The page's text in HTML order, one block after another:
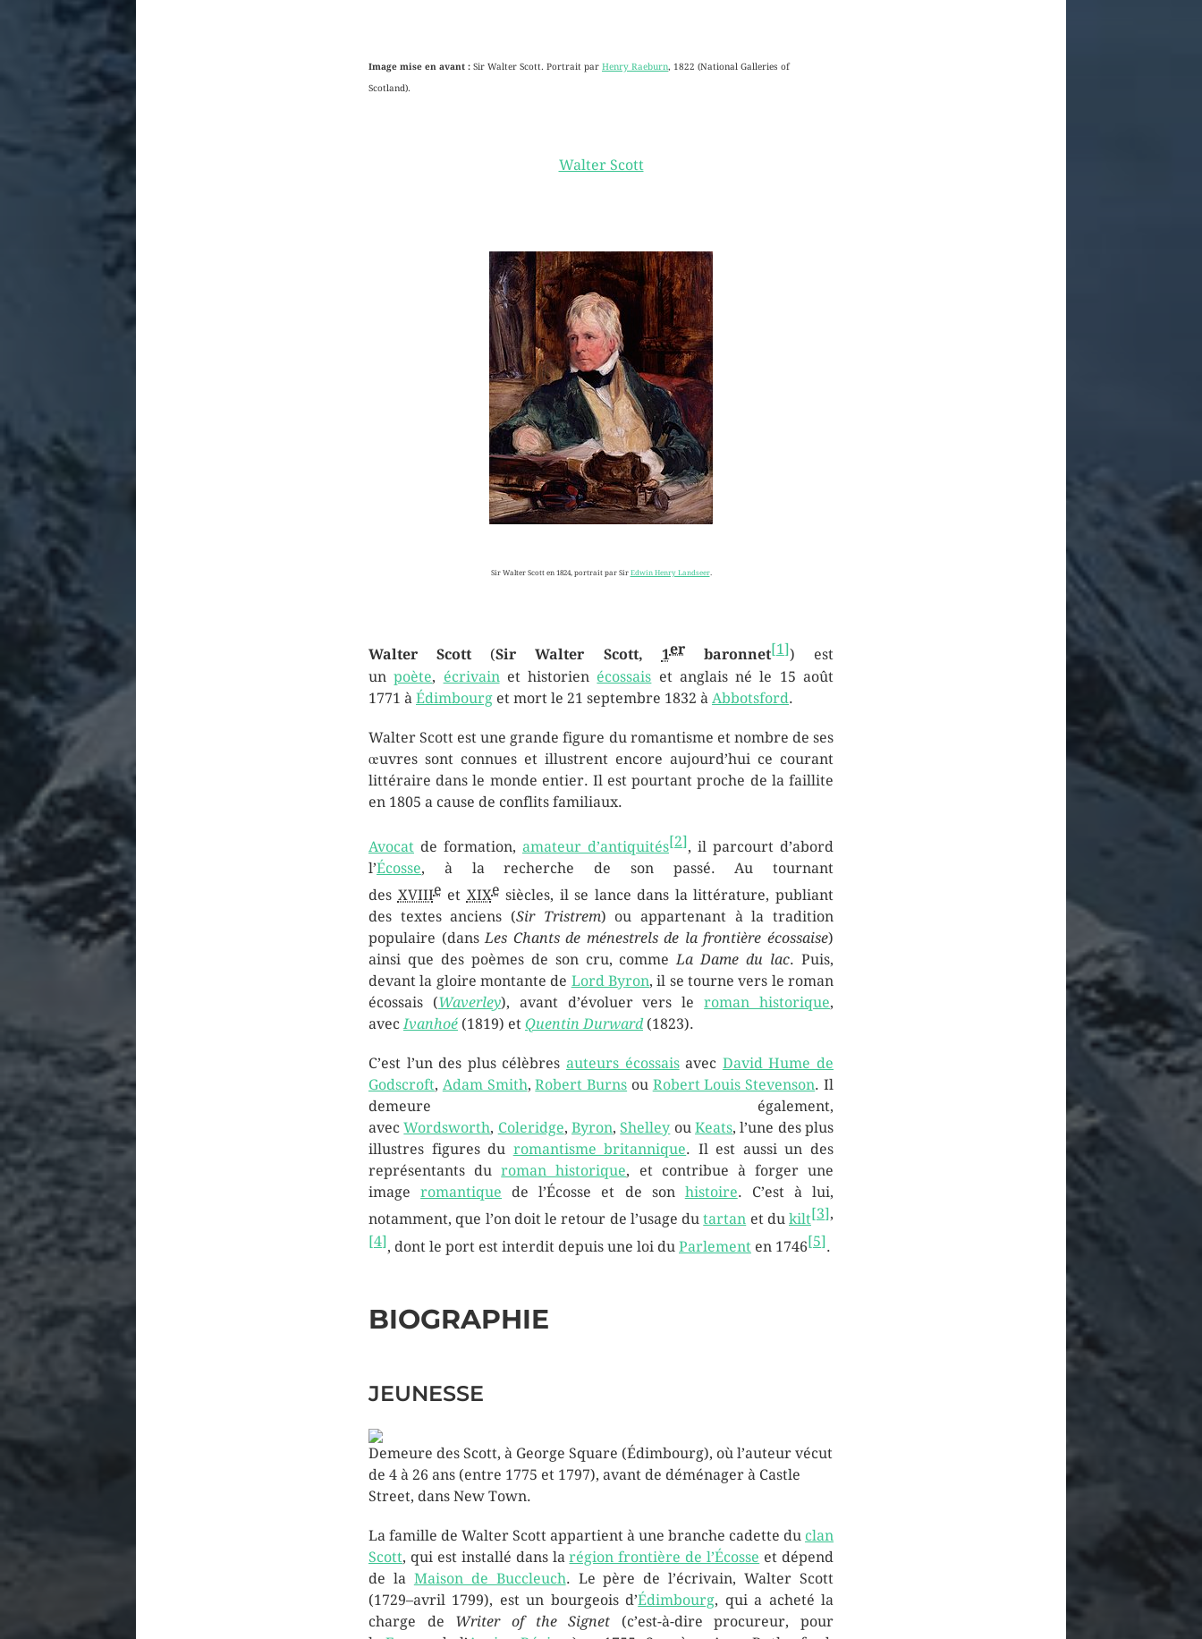
Image mise en avant : Sir Walter Scott. Portrait par Henry Raeburn, 1822 (National Galleries of
Scotland).
Walter Scott
Sir Walter Scott en 1824, portrait par Sir Edwin Henry Landseer.
Walter Scott(Sir Walter Scott, 1er baronnet[1]) est
unpoète, écrivain et historien écossais et anglais né le 15 août
1771 à Édimbourg et mort le 21 septembre 1832 à Abbotsford.
Walter Scott est une grande figure du romantisme et nombre de ses
œuvres sont connues et illustrent encore aujourd’hui ce courant
littéraire dans le monde entier. Il est pourtant proche de la faillite
en 1805 a cause de conflits familiaux.
Avocat de formation, amateur d’antiquités[2], il parcourt d’abord
l’Écosse, à la recherche de son passé. Au tournant
des XVIIIe et XIXe siècles, il se lance dans la littérature, publiant
des textes anciens (Sir Tristrem) ou appartenant à la tradition
populaire (dansLes Chants de ménestrels de la frontière écossaise)
ainsi que des poèmes de son cru, commeLa Dame du lac. Puis,
devant la gloire montante de Lord Byron, il se tourne vers le roman
écossais (Waverley), avant d’évoluer vers leroman historique,
avecIvanhoé (1819) et Quentin Durward(1823).
C’est l’un des plus célèbres auteurs écossaisavec David Hume de
Godscroft, Adam Smith,Robert Burns ou Robert Louis Stevenson. Il
demeure également,
avecWordsworth, Coleridge,Byron,Shelley ouKeats, l’une des plus
illustres figures du romantisme britannique. Il est aussi un des
représentants duroman historique, et contribue à forger une
imageromantique de l’Écosse et de son histoire. C’est à lui,
notamment, que l’on doit le retour de l’usage dutartan et du kilt[3] ,
[4], dont le port est interdit depuis une loi du Parlement en 1746[5].
BIOGRAPHIE
JEUNESSE
Demeure des Scott, à George Square (Édimbourg), où l’auteur vécut
de 4 à 26 ans (entre 1775 et 1797), avant de déménager à Castle
Street, dans New Town.
La famille de Walter Scott appartient à une branche cadette du clan
Scott, qui est installé dans larégion frontière de l’Écosse et dépend
de la Maison de Buccleuch. Le père de l’écrivain, Walter Scott
(1729–avril 1799), est un bourgeois d’Édimbourg, qui a acheté la
charge de Writer of the Signet (c’est-à-dire procureur, pour